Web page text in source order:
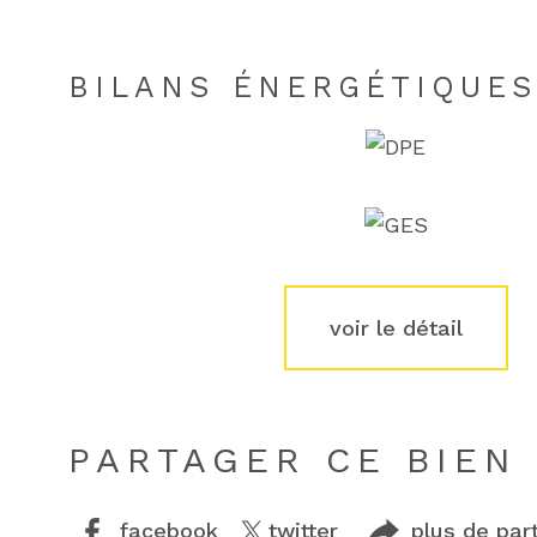
BILANS ÉNERGÉTIQUES
voir le détail
PARTAGER CE BIEN
facebook twitter plus de